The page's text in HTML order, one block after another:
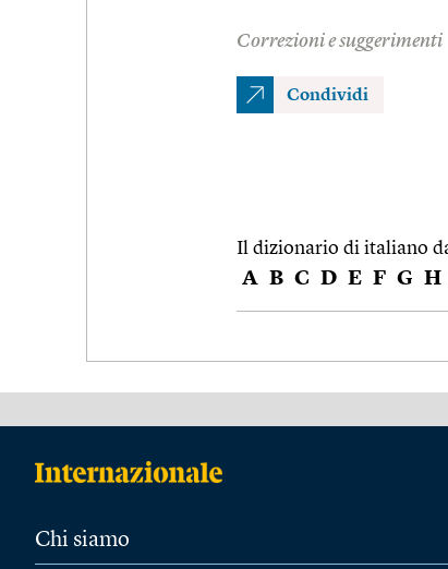
Correzioni e suggerimenti
Condividi
Il dizionario di italiano
A B C D E F G H
Chi siamo